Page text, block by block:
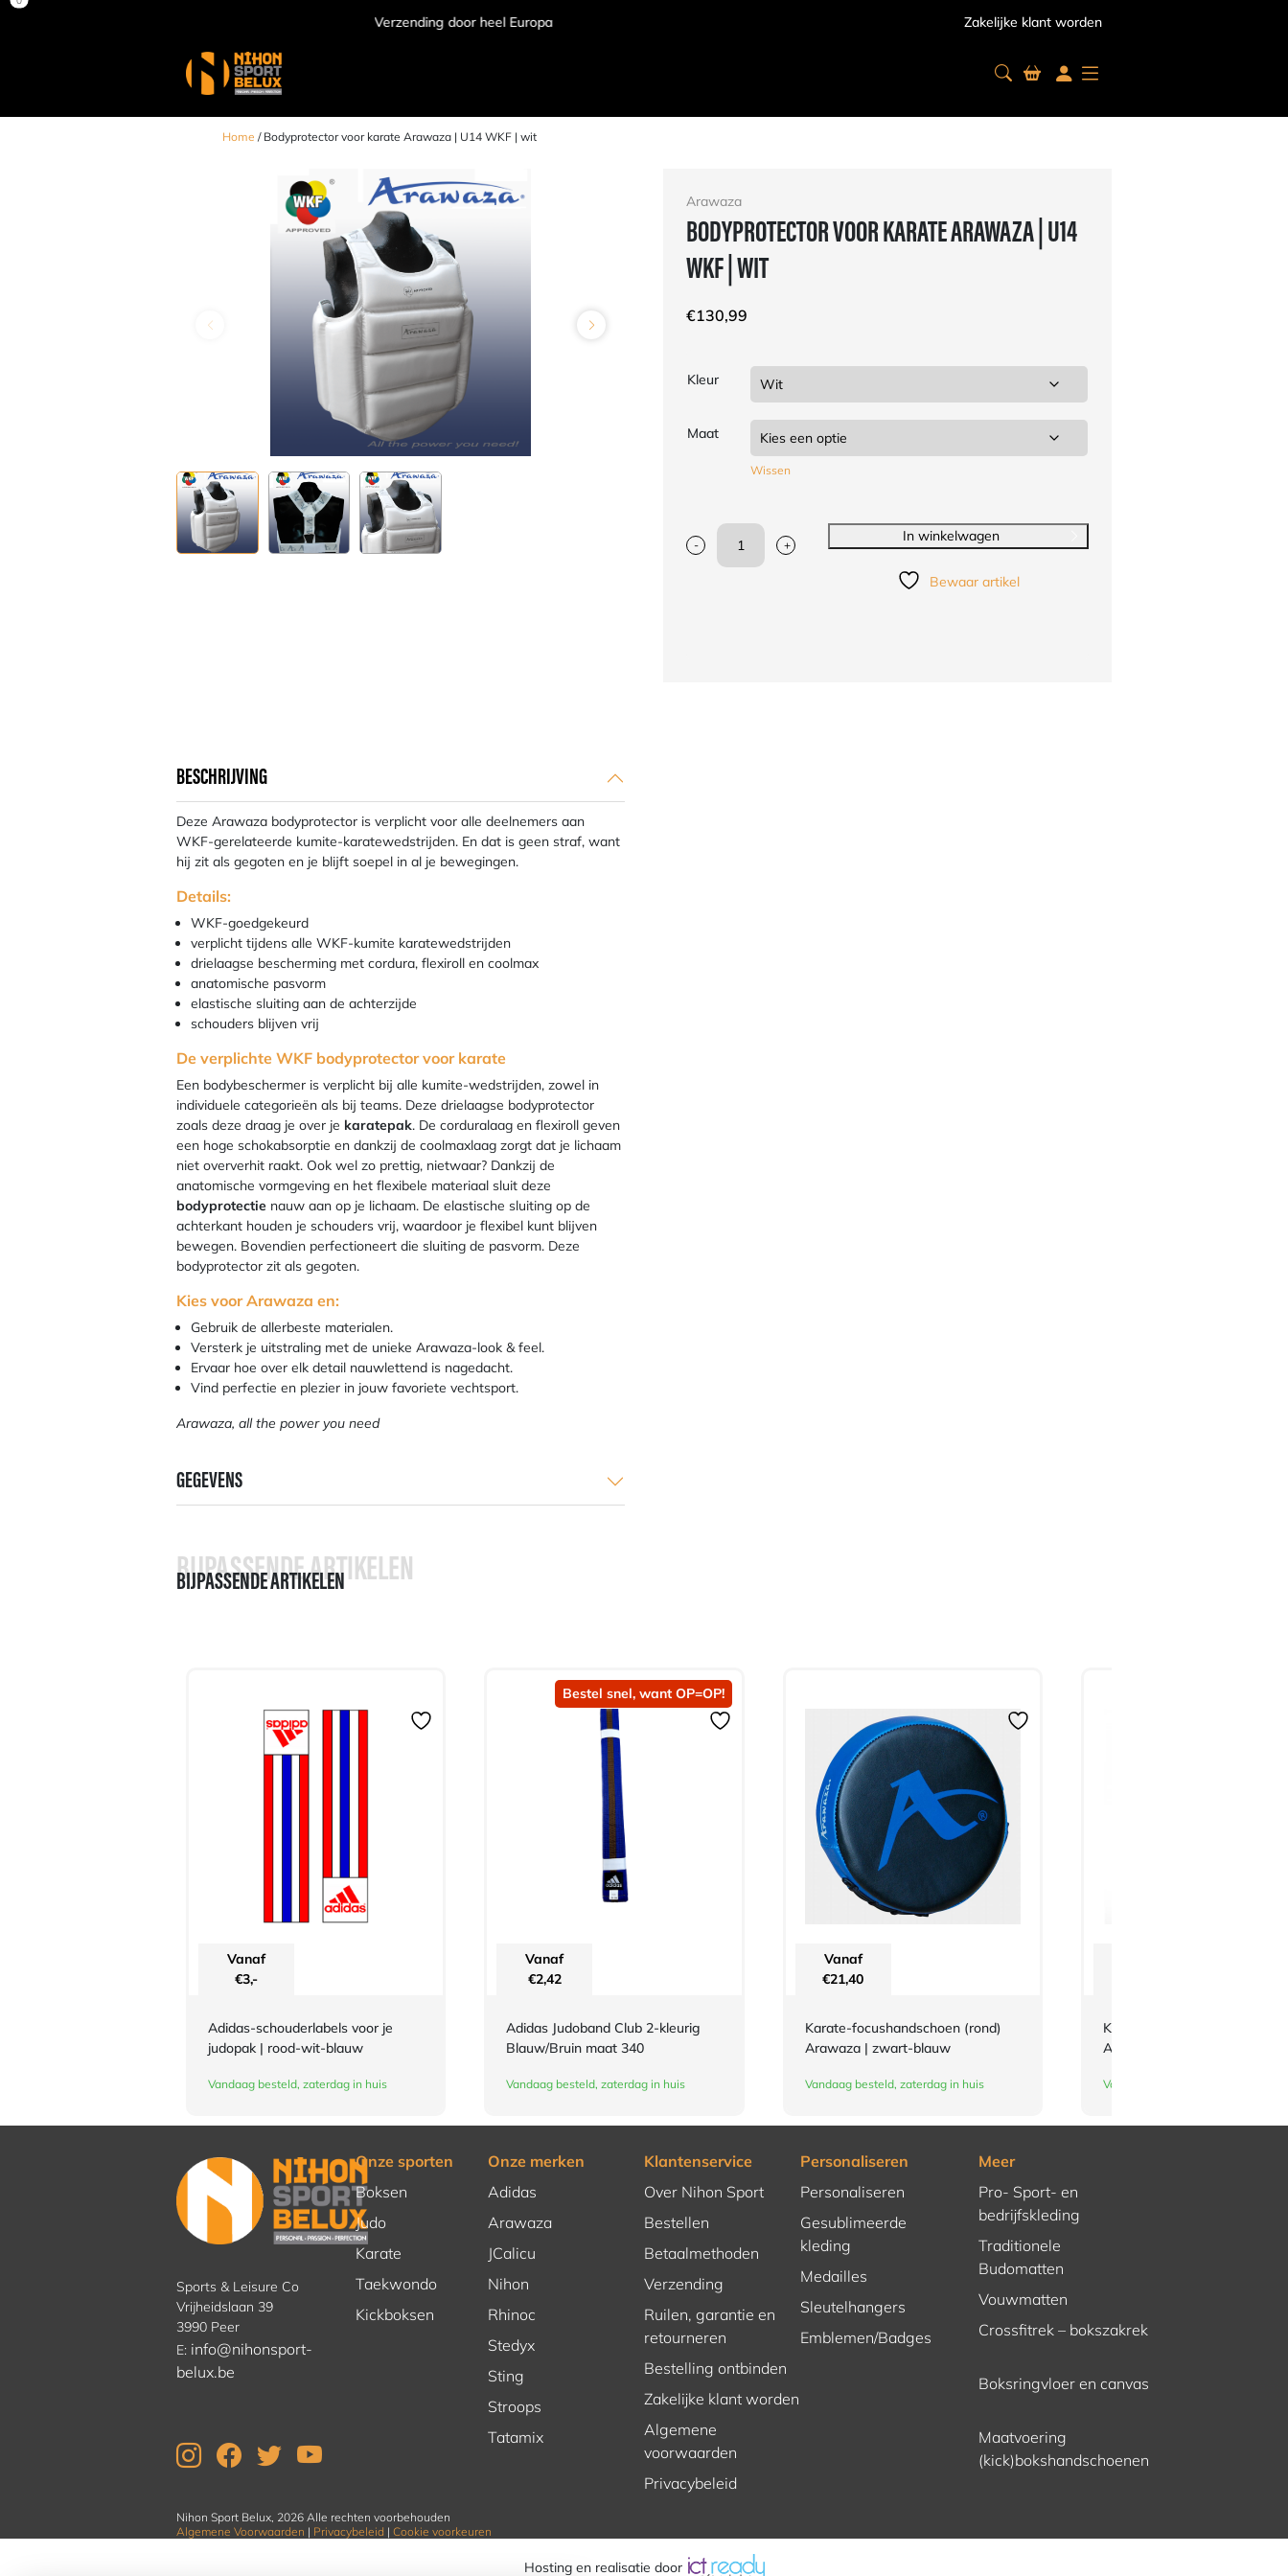
Zakelijke klant worden
Home / Bodyprotector voor karate Arawaza | U14 WKF | wit
Arawaza
BODYPROTECTOR VOOR KARATE ARAWAZA | U14
WKF | WIT
€130,99
Kleur
Maat
Wissen
-
Bodyprotector
+
In winkelwagen
Bewaar artikel
BESCHRIJVING
Deze Arawaza bodyprotector is verplicht voor alle deelnemers aan
WKF-gerelateerde kumite-karatewedstrijden. En dat is geen straf, want
hij zit als gegoten en je blijft soepel in al je bewegingen.
Details:
WKF-goedgekeurd
verplicht tijdens alle WKF-kumite karatewedstrijden
drielaagse bescherming met cordura, flexiroll en coolmax
anatomische pasvorm
elastische sluiting aan de achterzijde
schouders blijven vrij
De verplichte WKF bodyprotector voor karate
Een bodybeschermer is verplicht bij alle kumite-wedstrijden, zowel in
individuele categorieën als bij teams. Deze drielaagse bodyprotector
zoals deze draag je over je karatepak. De corduralaag en flexiroll geven
een hoge schokabsorptie en dankzij de coolmaxlaag zorgt dat je lichaam
niet oververhit raakt. Ook wel zo prettig, nietwaar? Dankzij de
anatomische vormgeving en het flexibele materiaal sluit deze
bodyprotectie nauw aan op je lichaam. De elastische sluiting op de
achterkant houden je schouders vrij, waardoor je flexibel kunt blijven
bewegen. Bovendien perfectioneert die sluiting de pasvorm. Deze
bodyprotector zit als gegoten.
Kies voor Arawaza en:
Gebruik de allerbeste materialen.
Versterk je uitstraling met de unieke Arawaza-look & feel.
Ervaar hoe over elk detail nauwlettend is nagedacht.
Vind perfectie en plezier in jouw favoriete vechtsport.
Arawaza, all the power you need
GEGEVENS
BIJPASSENDE ARTIKELEN
BIJPASSENDE ARTIKELEN
Vanaf
€3,-
Adidas-schouderlabels voor je
judopak | rood-wit-blauw
Vandaag besteld, zaterdag in huis
Bestel snel, want OP=OP!
Vanaf
€2,42
Adidas Judoband Club 2-kleurig
Blauw/Bruin maat 340
Vandaag besteld, zaterdag in huis
Vanaf
€21,40
Karate-focushandschoen (rond)
Arawaza | zwart-blauw
Vandaag besteld, zaterdag in huis
Karate-hijab (WKF-approved)
Arawaza | zwart
Vandaag besteld, zaterdag in huis
Sports & Leisure Co
Vrijheidslaan 39
3990 Peer
E: info@nihonsport-
belux.be
Onze sporten
Boksen
Judo
Karate
Taekwondo
Kickboksen
Onze merken
Adidas
Arawaza
JCalicu
Nihon
Rhinoc
Stedyx
Sting
Stroops
Tatamix
Klantenservice
Over Nihon Sport
Bestellen
Betaalmethoden
Verzending
Ruilen, garantie en
retourneren
Bestelling ontbinden
Zakelijke klant worden
Algemene
voorwaarden
Privacybeleid
Personaliseren
Personaliseren
Gesublimeerde
kleding
Medailles
Sleutelhangers
Emblemen/Badges
Meer
Pro- Sport- en
bedrijfskleding
Traditionele
Budomatten
Vouwmatten
Crossfitrek – bokszakrek
Boksringvloer en canvas
Maatvoering
(kick)bokshandschoenen
Nihon Sport Belux, 2026 Alle rechten voorbehouden
Algemene Voorwaarden | Privacybeleid | Cookie voorkeuren
Hosting en realisatie door